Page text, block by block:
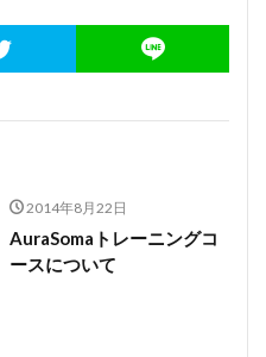
2014年8月22日
AuraSomaトレーニングコ
ースについて